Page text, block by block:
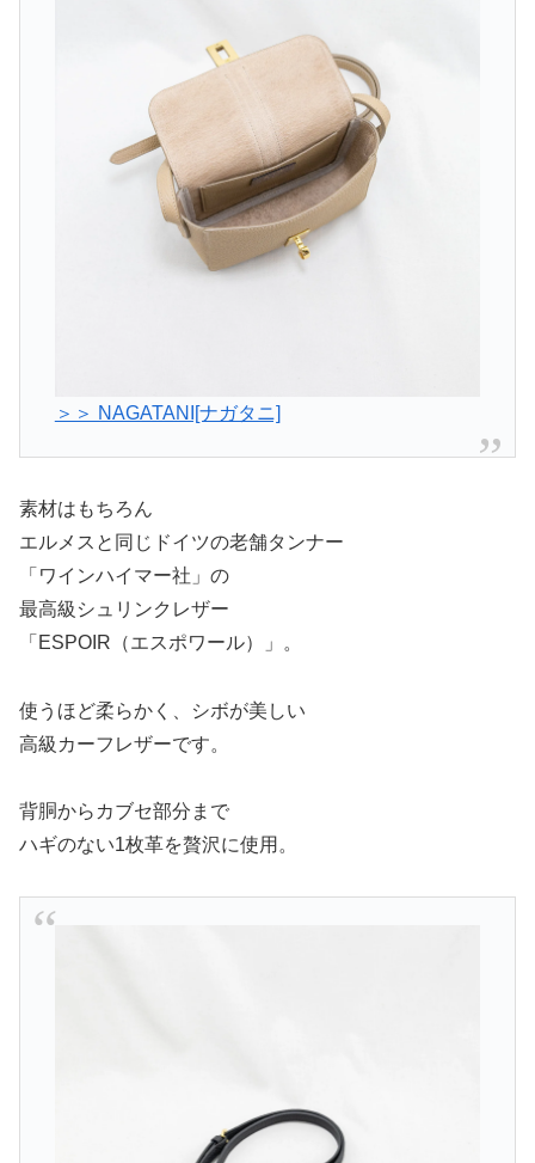
＞＞ NAGATANI[ナガタニ]
素材はもちろん
エルメスと同じドイツの老舗タンナー
「ワインハイマー社」の
最高級シュリンクレザー
「ESPOIR（エスポワール）」。
使うほど柔らかく、シボが美しい
高級カーフレザーです。
背胴からカブセ部分まで
ハギのない1枚革を贅沢に使用。